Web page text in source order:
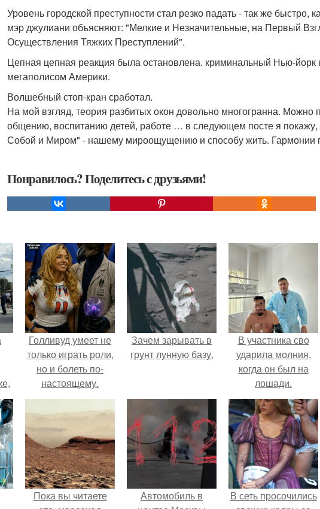
Уровень городской преступности стал резко падать - так же быстро,
мэр джулиани объясняют: "Мелкие и Незначительные, на Первый
Осуществления Тяжких Преступлений".
Цепная цепная реакция была остановлена. криминальный Нью-йорк
мегаполисом Америки.
Волшебный стоп-кран сработал.
На мой взгляд, теория разбитых окон довольно многогранна.
общению, воспитанию детей, работе … в следующем посте я
Собой и Миром" - нашему мироощущению и способу жить. Гармонии
Понравилось? Поделитесь с друзьями!
Голливуд умеет не
только играть роли,
но и болеть по-
настоящему.
Зачем зарывать в
грунт лунную базу.
В участника сво
ударила молния,
когда он был на
лошади.
Пока вы читаете
Автомобиль в
В сеть просочились